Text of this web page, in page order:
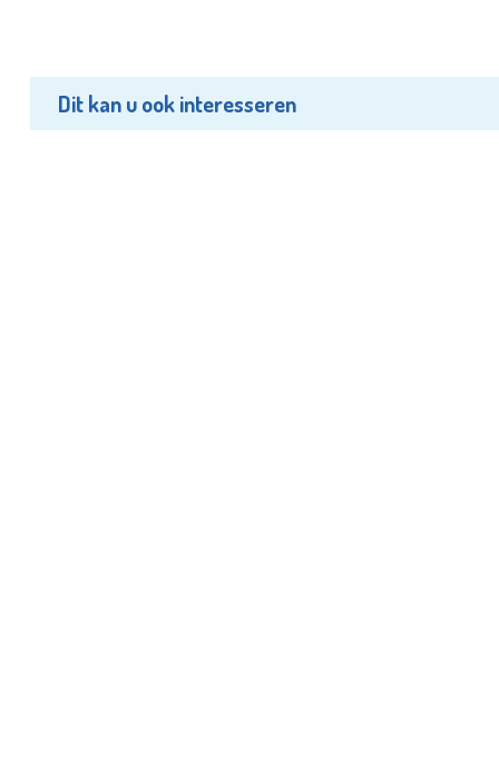
Dit kan u ook interesseren